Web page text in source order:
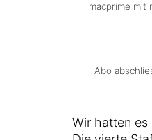
macprime mit
Abo
Wir hatten es